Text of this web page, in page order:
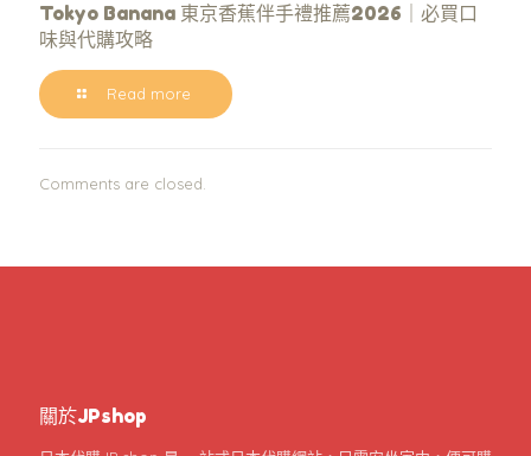
Tokyo Banana 東京香蕉伴手禮推薦2026｜必買口
味與代購攻略
Read more
Comments are closed.
關於JPshop